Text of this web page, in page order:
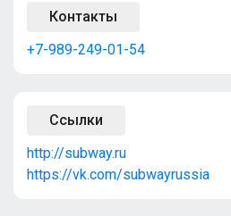
Контакты
+7-989-249-01-54
Ссылки
http://subway.ru
https://vk.com/subwayrussia